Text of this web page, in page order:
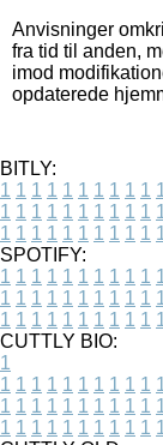
Anvisninger
fra tid til anden,
imod
opdaterede
BITLY:
1 1 1 1 1 1 1 1 1 1
1 1 1 1 1 1 1 1 1 1
1 1 1 1 1 1 1 1 1 1
SPOTIFY:
1 1 1 1 1 1 1 1 1 1
1 1 1 1 1 1 1 1 1 1
1 1 1 1 1 1 1 1 1 1
CUTTLY BIO:
1
1 1 1 1 1 1 1 1 1 1
1 1 1 1 1 1 1 1 1 1
1 1 1 1 1 1 1 1 1 1